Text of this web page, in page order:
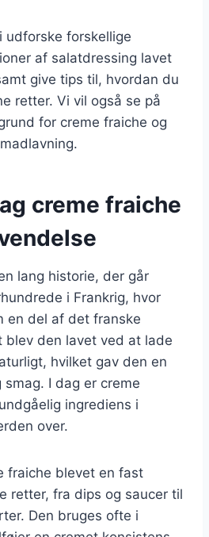
udforske forskellige
af salatdressing lavet
give tips til, hvordan du
retter. Vi vil også se på
for creme fraiche og
creme fraiche
lang historie, der går
i Frankrig, hvor
en del af det franske
blev den lavet ved at lade
hvilket gav den en
I dag er creme
ingrediens i
over.
fraiche blevet en fast
retter, fra dips og saucer til
Den bruges ofte i